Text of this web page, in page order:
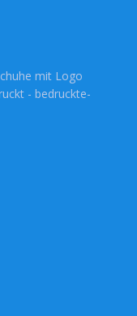
mit Logo
- bedruckte-